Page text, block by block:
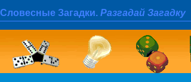
Словесные Загадки. Разгадай Загадку